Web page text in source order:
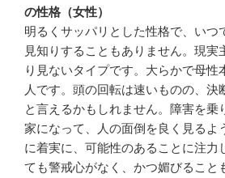
の性格（女性）
明るくサッパリとした性格で、いつ
見知りすることもありません。現実
り見ないタイプです。大らかで母性
人です。頭の回転は速いものの、決
と言えるかもしれません。障害を乗
家になって、人の面倒を良く見るよ
に着実に、可能性のあることに注力
ても警戒心がなく、かつ媚びること